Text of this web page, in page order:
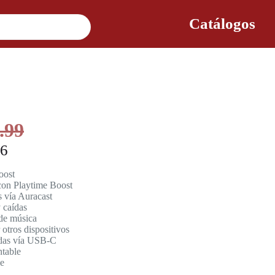
Catálogos
Playtime Boost
vía Auracast
música
dispositivos
vía USB-C